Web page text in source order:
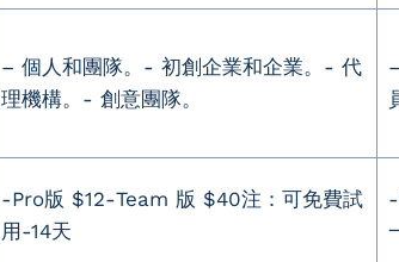
– 個人和團隊。- 初創企業和企業。- 代
理機構。- 創意團隊。
-Pro版 $12-Team 版 $40注：可免費試
用-14天